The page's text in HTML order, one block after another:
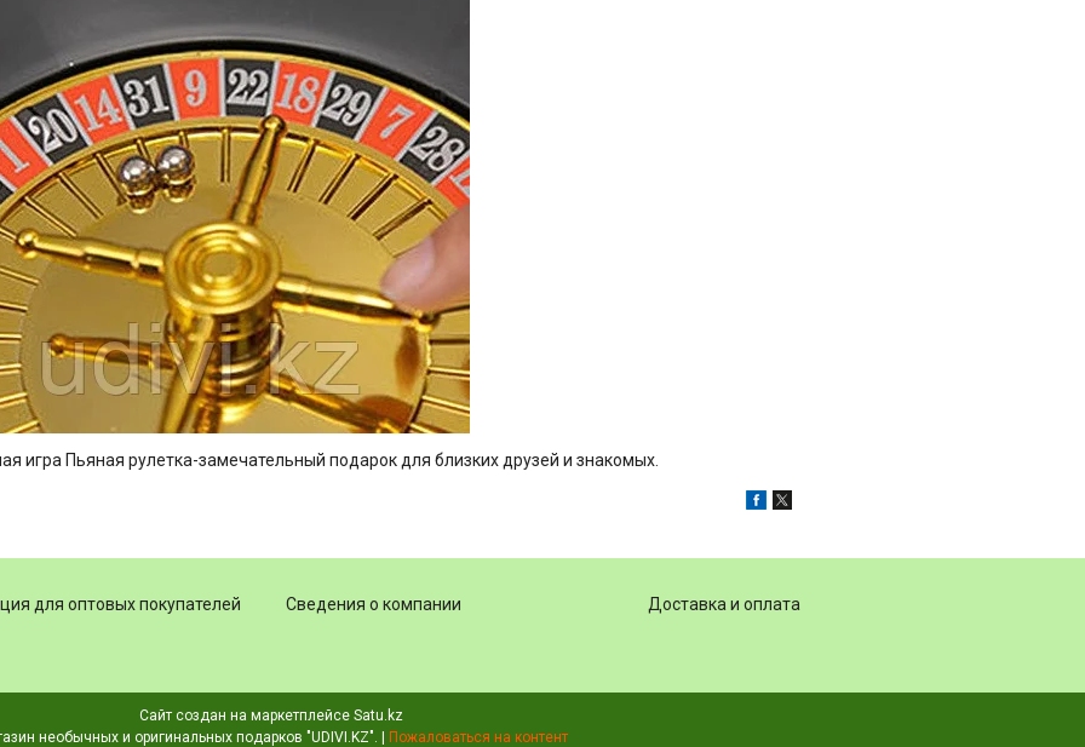
игра Пьяная рулетка-замечательный подарок для близких друзей и знакомых.
для оптовых покупателей Сведения о компании Доставка и оплата
Сайт создан на маркетплейсе Satu.kz
Пожаловаться на контент